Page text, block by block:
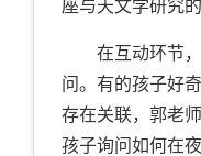
座与天文学研究
在互动环节
问。有的孩子好
存在关联，郭老
孩子询问如何在